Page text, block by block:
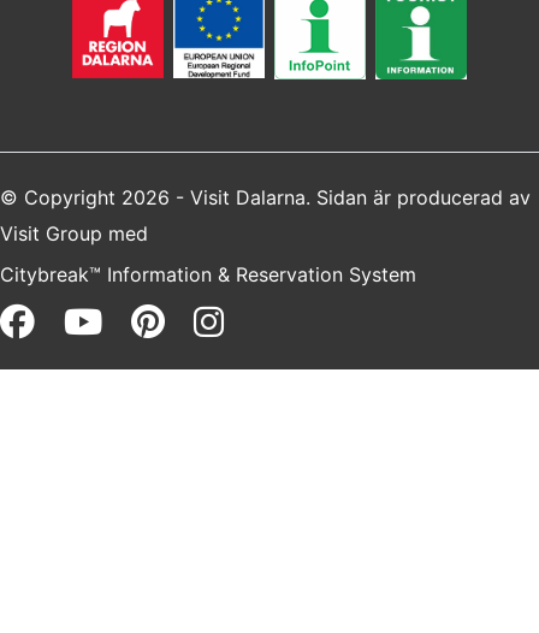
© Copyright 2026 - Visit Dalarna. Sidan är producerad av
Visit Group med
Citybreak™ Information & Reservation System
Facebook (opens in a new
Youtube (opens in a new
Pinterest (opens in a
Instagram (opens